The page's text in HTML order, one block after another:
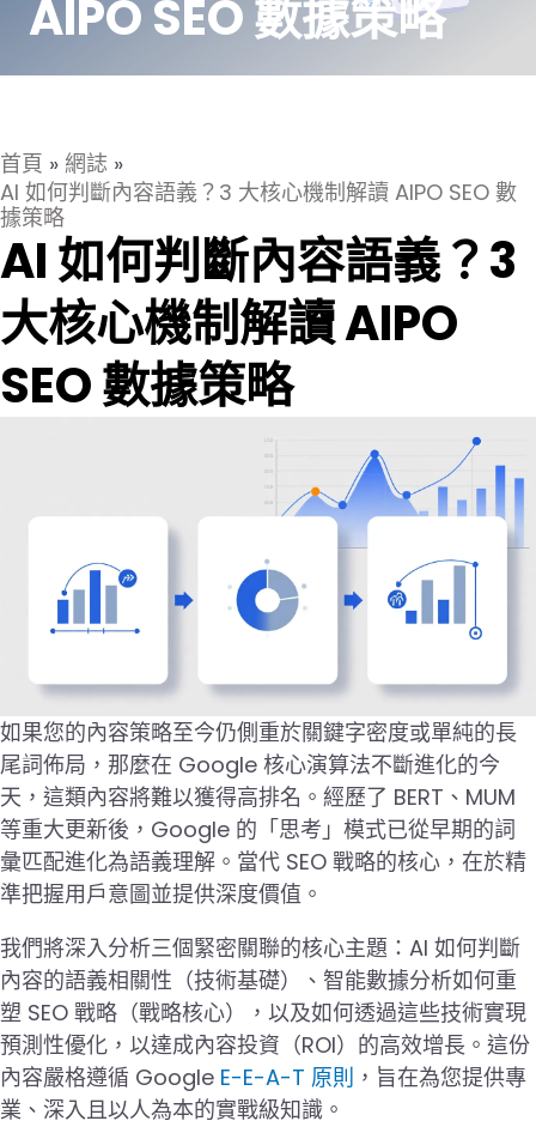
AIPO SEO 數據策略
首頁 » 網誌 »
AI 如何判斷內容語義？3 大核心機制解讀 AIPO SEO 數
據策略
AI 如何判斷內容語義？3
大核心機制解讀 AIPO
SEO 數據策略
如果您的內容策略至今仍側重於關鍵字密度或單純的長
尾詞佈局，那麼在 Google 核心演算法不斷進化的今
天，這類內容將難以獲得高排名。經歷了 BERT、MUM
等重大更新後，Google 的「思考」模式已從早期的詞
彙匹配進化為語義理解。當代 SEO 戰略的核心，在於精
準把握用戶意圖並提供深度價值。
我們將深入分析三個緊密關聯的核心主題：AI 如何判斷
內容的語義相關性（技術基礎）、智能數據分析如何重
塑 SEO 戰略（戰略核心），以及如何透過這些技術實現
預測性優化，以達成內容投資（ROI）的高效增長。這份
內容嚴格遵循 Google E-E-A-T 原則 ，旨在為您提供專
業、深入且以人為本的實戰級知識。